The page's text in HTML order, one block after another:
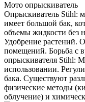
Мото опрыскиватель
Опрыскиватель Stihl:
имеет большой бак,
объемы жидкости без
Удобрение растений.
помещений. Борьба с
опрыскивателя Stihl:
использовании.
бака. Существуют
физические методы
облучение) и